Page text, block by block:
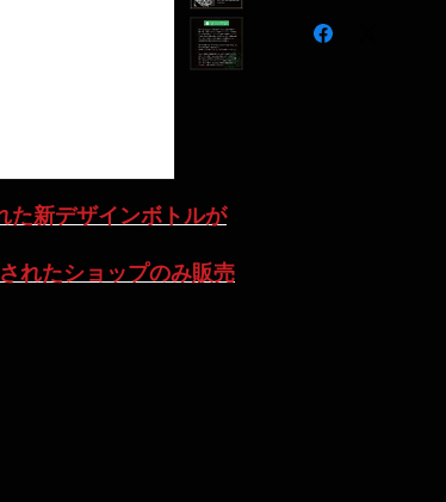
た新デザインボトルが
れたショップのみ販売